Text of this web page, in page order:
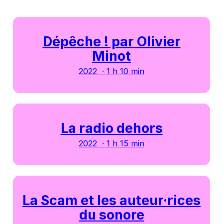
Dépêche ! par Olivier
Minot
2022 · 1 h 10 min
La radio dehors
2022 · 1 h 15 min
La Scam et les auteur·rices
du sonore